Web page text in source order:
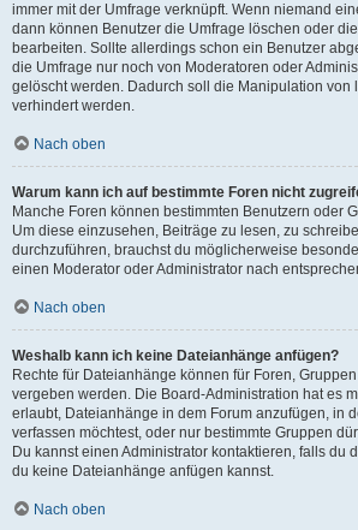
immer mit der Umfrage verknüpft. Wenn niemand
dann können Benutzer die Umfrage löschen oder
bearbeiten. Sollte allerdings schon ein Benutzer
die Umfrage nur noch von Moderatoren oder
gelöscht werden. Dadurch soll die Manipulation von
verhindert werden.
Nach oben
Warum kann ich auf bestimmte Foren nicht
Manche Foren können bestimmten Benutzern oder
Um diese einzusehen, Beiträge zu lesen, zu
durchzuführen, brauchst du möglicherweise
einen Moderator oder Administrator nach
Nach oben
Weshalb kann ich keine Dateianhänge anfügen?
Rechte für Dateianhänge können für Foren,
vergeben werden. Die Board-Administration hat es
erlaubt, Dateianhänge in dem Forum anzufügen, in
verfassen möchtest, oder nur bestimmte Gruppen
Du kannst einen Administrator kontaktieren, falls du
du keine Dateianhänge anfügen kannst.
Nach oben